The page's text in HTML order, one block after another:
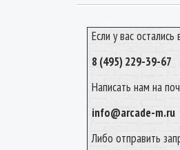
Если у вас
8 (495) 229-39-67
Написать нам на
info@arcade-m.ru
Либо отправить